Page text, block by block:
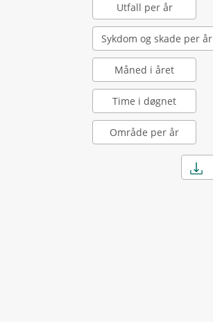
Utfall per år
Sykdom og skade per år
Måned i året
Time i døgnet
Område per år